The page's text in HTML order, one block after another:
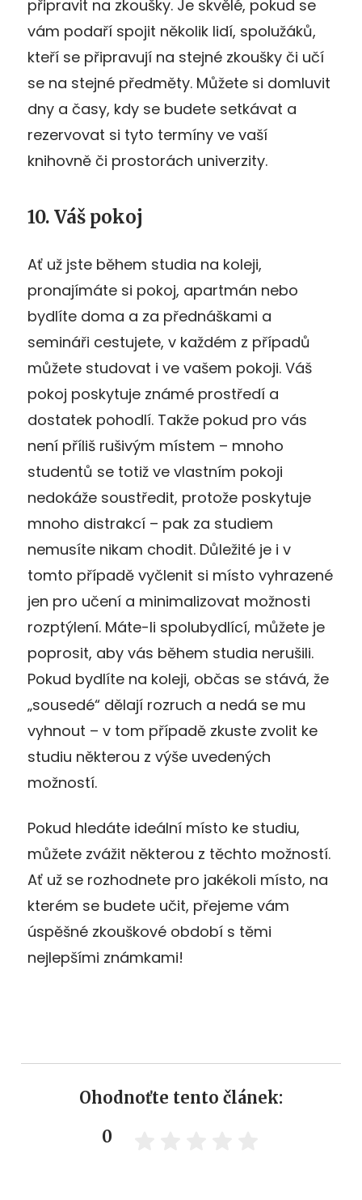
připravit na zkoušky. Je skvělé, pokud se
vám podaří spojit několik lidí, spolužáků,
kteří se připravují na stejné zkoušky či učí
se na stejné předměty. Můžete si domluvit
dny a časy, kdy se budete setkávat a
rezervovat si tyto termíny ve vaší
knihovně či prostorách univerzity.
10. Váš pokoj
Ať už jste během studia na koleji,
pronajímáte si pokoj, apartmán nebo
bydlíte doma a za přednáškami a
semináři cestujete, v každém z případů
můžete studovat i ve vašem pokoji. Váš
pokoj poskytuje známé prostředí a
dostatek pohodlí. Takže pokud pro vás
není příliš rušivým místem – mnoho
studentů se totiž ve vlastním pokoji
nedokáže soustředit, protože poskytuje
mnoho distrakcí – pak za studiem
nemusíte nikam chodit. Důležité je i v
tomto případě vyčlenit si místo vyhrazené
jen pro učení a minimalizovat možnosti
rozptýlení. Máte-li spolubydlící, můžete je
poprosit, aby vás během studia nerušili.
Pokud bydlíte na koleji, občas se stává, že
„sousedé“ dělají rozruch a nedá se mu
vyhnout – v tom případě zkuste zvolit ke
studiu některou z výše uvedených
možností.
Pokud hledáte ideální místo ke studiu,
můžete zvážit některou z těchto možností.
Ať už se rozhodnete pro jakékoli místo, na
kterém se budete učit, přejeme vám
úspěšné zkouškové období s těmi
nejlepšími známkami!
Ohodnoťte tento článek:
0